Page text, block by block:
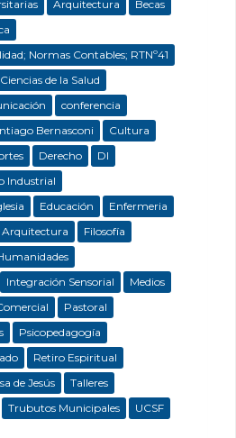
Arquitectura
Becas
Normas Contables; RTNº41
Ciencias de la Salud
conferencia
Bernasconi
Cultura
Derecho
DI
Industrial
Educación
Enfermeria
Arquitectura
Filosofía
Integración Sensorial
Medios
Pastoral
Psicopedagogía
Retiro Espiritual
de Jesús
Talleres
Trubutos Municipales UCSF